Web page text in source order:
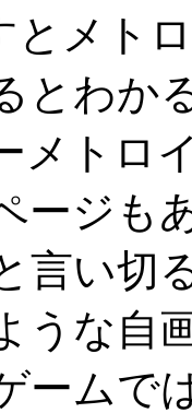
メト
とわか
メトロ
ージも
言い切
うな自
ームで